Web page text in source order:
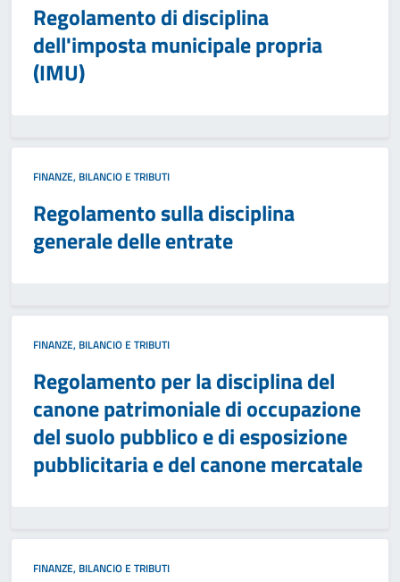
Regolamento di disciplina
dell'imposta municipale propria
(IMU)
FINANZE, BILANCIO E TRIBUTI
Regolamento sulla disciplina
generale delle entrate
FINANZE, BILANCIO E TRIBUTI
Regolamento per la disciplina del
canone patrimoniale di occupazione
del suolo pubblico e di esposizione
pubblicitaria e del canone mercatale
FINANZE, BILANCIO E TRIBUTI